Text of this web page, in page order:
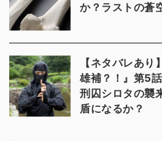
か？ラストの蒼
【ネタバレあ
雄補？！』第5
刑囚シロタの襲
盾になるか？